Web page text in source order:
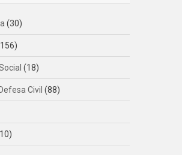
(30)
(18)
Civil (88)